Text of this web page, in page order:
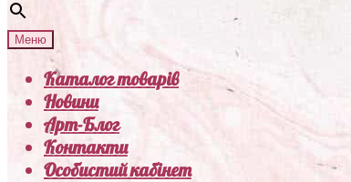
Меню
Каталог товарів
Новини
Арт-Блог
Контакти
Особистий кабінет